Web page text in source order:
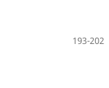
193-202